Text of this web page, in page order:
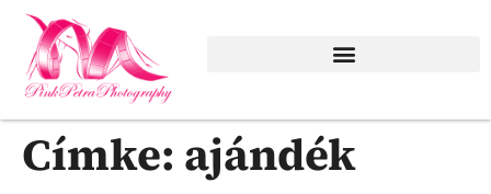
Címke: ajándék